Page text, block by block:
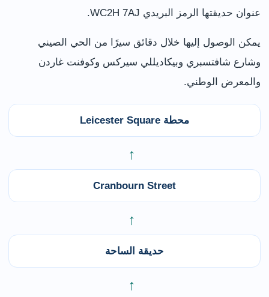
عنوان حديقتها الرمز البريدي WC2H 7AJ.
يمكن الوصول إليها خلال دقائق سيرًا من الحي الصيني
وشارع شافتسبري وبيكاديللي سيركس وكوفنت غاردن
والمعرض الوطني.
محطة Leicester Square
←
Cranbourn Street
←
حديقة الساحة
←